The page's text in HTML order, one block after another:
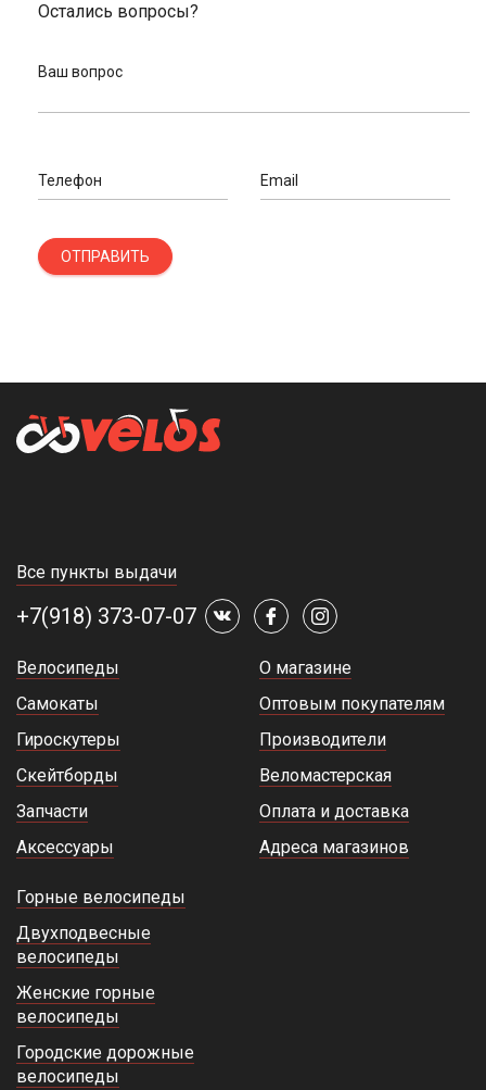
Остались вопросы?
Ваш вопрос
Телефон Email
ОТПРАВИТЬ
Все пункты выдачи
+7(918) 373-07-07
Велосипеды
Самокаты
Гироскутеры
Скейтборды
Запчасти
Аксессуары
О магазине
Оптовым покупателям
Производители
Веломастерская
Оплата и доставка
Адреса магазинов
Горные велосипеды
Двухподвесные
велосипеды
Женские горные
велосипеды
Городские дорожные
велосипеды